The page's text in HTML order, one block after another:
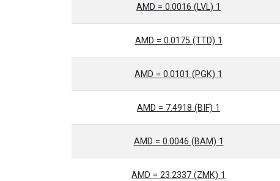
1 AMD = 0.0016 (LVL)
1 AMD = 0.0175 (TTD)
1 AMD = 0.0101 (PGK)
1 AMD = 7.4918 (BIF)
1 AMD = 0.0046 (BAM)
1 AMD = 23.2337 (ZMK)